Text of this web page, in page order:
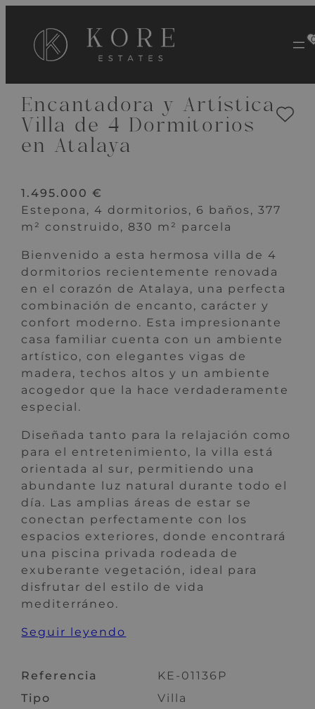
VER 46 IMÁGENES
Encantadora y Artística
Villa de 4 Dormitorios
en Atalaya
1.495.000 €
Estepona, 4 dormitorios, 6 baños, 377
m² construido, 830 m² parcela
Bienvenido a esta hermosa villa de 4
dormitorios recientemente renovada
en el corazón de Atalaya, una perfecta
combinación de encanto, carácter y
confort moderno. Esta impresionante
casa familiar cuenta con un ambiente
artístico, con elegantes vigas de
madera, techos altos y un ambiente
acogedor que la hace verdaderamente
especial.
Diseñada tanto para la relajación como
para el entretenimiento, la villa está
orientada al sur, permitiendo una
abundante luz natural durante todo el
día. Las amplias áreas de estar se
conectan perfectamente con los
espacios exteriores, donde encontrará
una piscina privada rodeada de
exuberante vegetación, ideal para
disfrutar del estilo de vida
mediterráneo.
Seguir leyendo
Referencia
KE-01136P
Tipo
Villa